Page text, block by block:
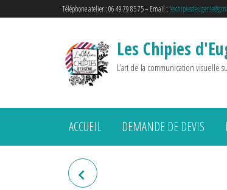
Téléphone atelier : 06 49 79 85 75 – Email :
Les Chipies
L’art de la communication visuelle
ACCUEIL DEMANDE DE DEVIS
T-SHIRT ENFANT "JE PEUX